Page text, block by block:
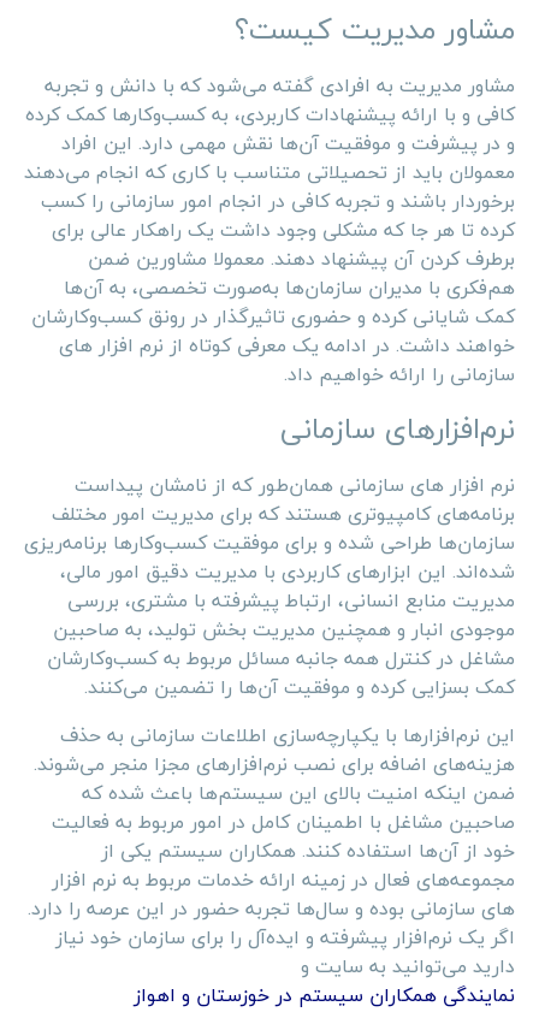
مشاور مدیریت کیست؟
مشاور مدیریت به افرادی گفته می‌شود که با دانش و تجربه
کافی و با ارائه پیشنهادات کاربردی، به کسب‌وکارها کمک کرده
و در پیشرفت و موفقیت آن‌ها نقش مهمی دارد. این افراد
معمولان باید از تحصیلاتی متناسب با کاری که انجام می‌دهند
برخوردار باشند و تجربه کافی در انجام امور سازمانی را کسب
کرده تا هر جا که مشکلی وجود داشت یک راهکار عالی برای
برطرف کردن آن پیشنهاد دهند. معمولا مشاورین ضمن
هم‌فکری با مدیران سازمان‌ها به‌صورت تخصصی، به آن‌ها
کمک شایانی کرده و حضوری تاثیرگذار در رونق کسب‌وکارشان
خواهند داشت. در ادامه یک معرفی کوتاه از نرم افزار های
سازمانی را ارائه خواهیم داد.
نرم‌افزارهای سازمانی
نرم افزار های سازمانی همان‌طور که از نامشان پیداست
برنامه‌های کامپیوتری هستند که برای مدیریت امور مختلف
سازمان‌ها طراحی شده و برای موفقیت کسب‌وکارها برنامه‌ریزی
شده‌اند. این ابزارهای کاربردی با مدیریت دقیق امور مالی،
مدیریت منابع انسانی، ارتباط پیشرفته با مشتری، بررسی
موجودی انبار و همچنین مدیریت بخش تولید، به صاحبین
مشاغل در کنترل همه جانبه مسائل مربوط به کسب‌وکارشان
کمک بسزایی کرده و موفقیت آن‌ها را تضمین می‌کنند.
این نرم‌افزارها با یکپارچه‌سازی اطلاعات سازمانی به حذف
هزینه‌های اضافه برای نصب نرم‌افزارهای مجزا منجر می‌شوند.
ضمن اینکه امنیت بالای این سیستم‌ها باعث شده که
صاحبین مشاغل با اطمینان کامل در امور مربوط به فعالیت
خود از آن‌ها استفاده کنند. همکاران سیستم یکی از
مجموعه‌های فعال در زمینه ارائه خدمات مربوط به نرم افزار
های سازمانی بوده و سال‌ها تجربه حضور در این عرصه را دارد.
اگر یک نرم‌افزار پیشرفته و ایده‌آل را برای سازمان خود نیاز
دارید می‌توانید به سایت و
نمایندگی‌ همکاران سیستم در خوزستان و اهواز